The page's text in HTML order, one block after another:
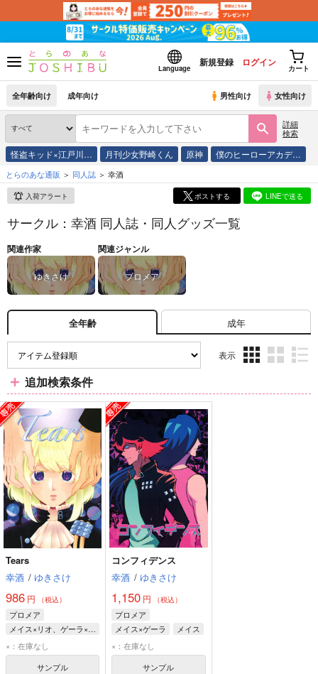
Language
新規登録 ログイン
カート
全年齢向け 成年向け 男性向け 女性向け
詳細
検索
怪盗キッド×江戸川… 月刊少女野崎くん 原神 僕のヒーローアカデ…
とらのあな通販 同人誌 幸酒
入荷アラート ポストする LINEで送る
サークル：幸酒 同人誌・同人グッズ一覧
関連作家
ゆきさけ
関連ジャンル
プロメア
全年齢 成年
表示
ム
ム
ム
追加検索条件
Tears
幸酒 / ゆきさけ
986 円 （税込）
プロメア
メイス×リオ、ゲーラ×リオ
リオ・フォーティア
メイス
ゲーラ
×：在庫なし
サンプル
コンフィデンス
幸酒 / ゆきさけ
1,150 円 （税込）
プロメア
メイス×ゲーラ
メイス
ゲーラ
×：在庫なし
サンプル